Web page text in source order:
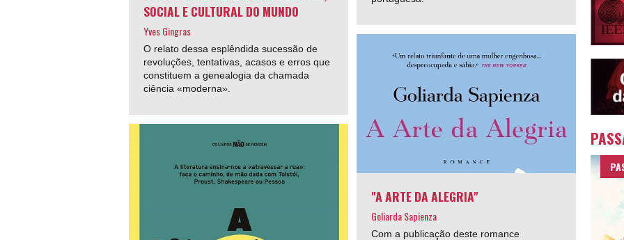
SOCIAL E CULTURAL DO MUNDO
Yves Gingras
O relato dessa esplêndida sucessão de
revoluções, tentativas, acasos e erros que
constituem a genealogia da chamada
ciência «moderna».
"A ARTE DA ALEGRIA"
Goliarda Sapienza
Com a publicação deste romance